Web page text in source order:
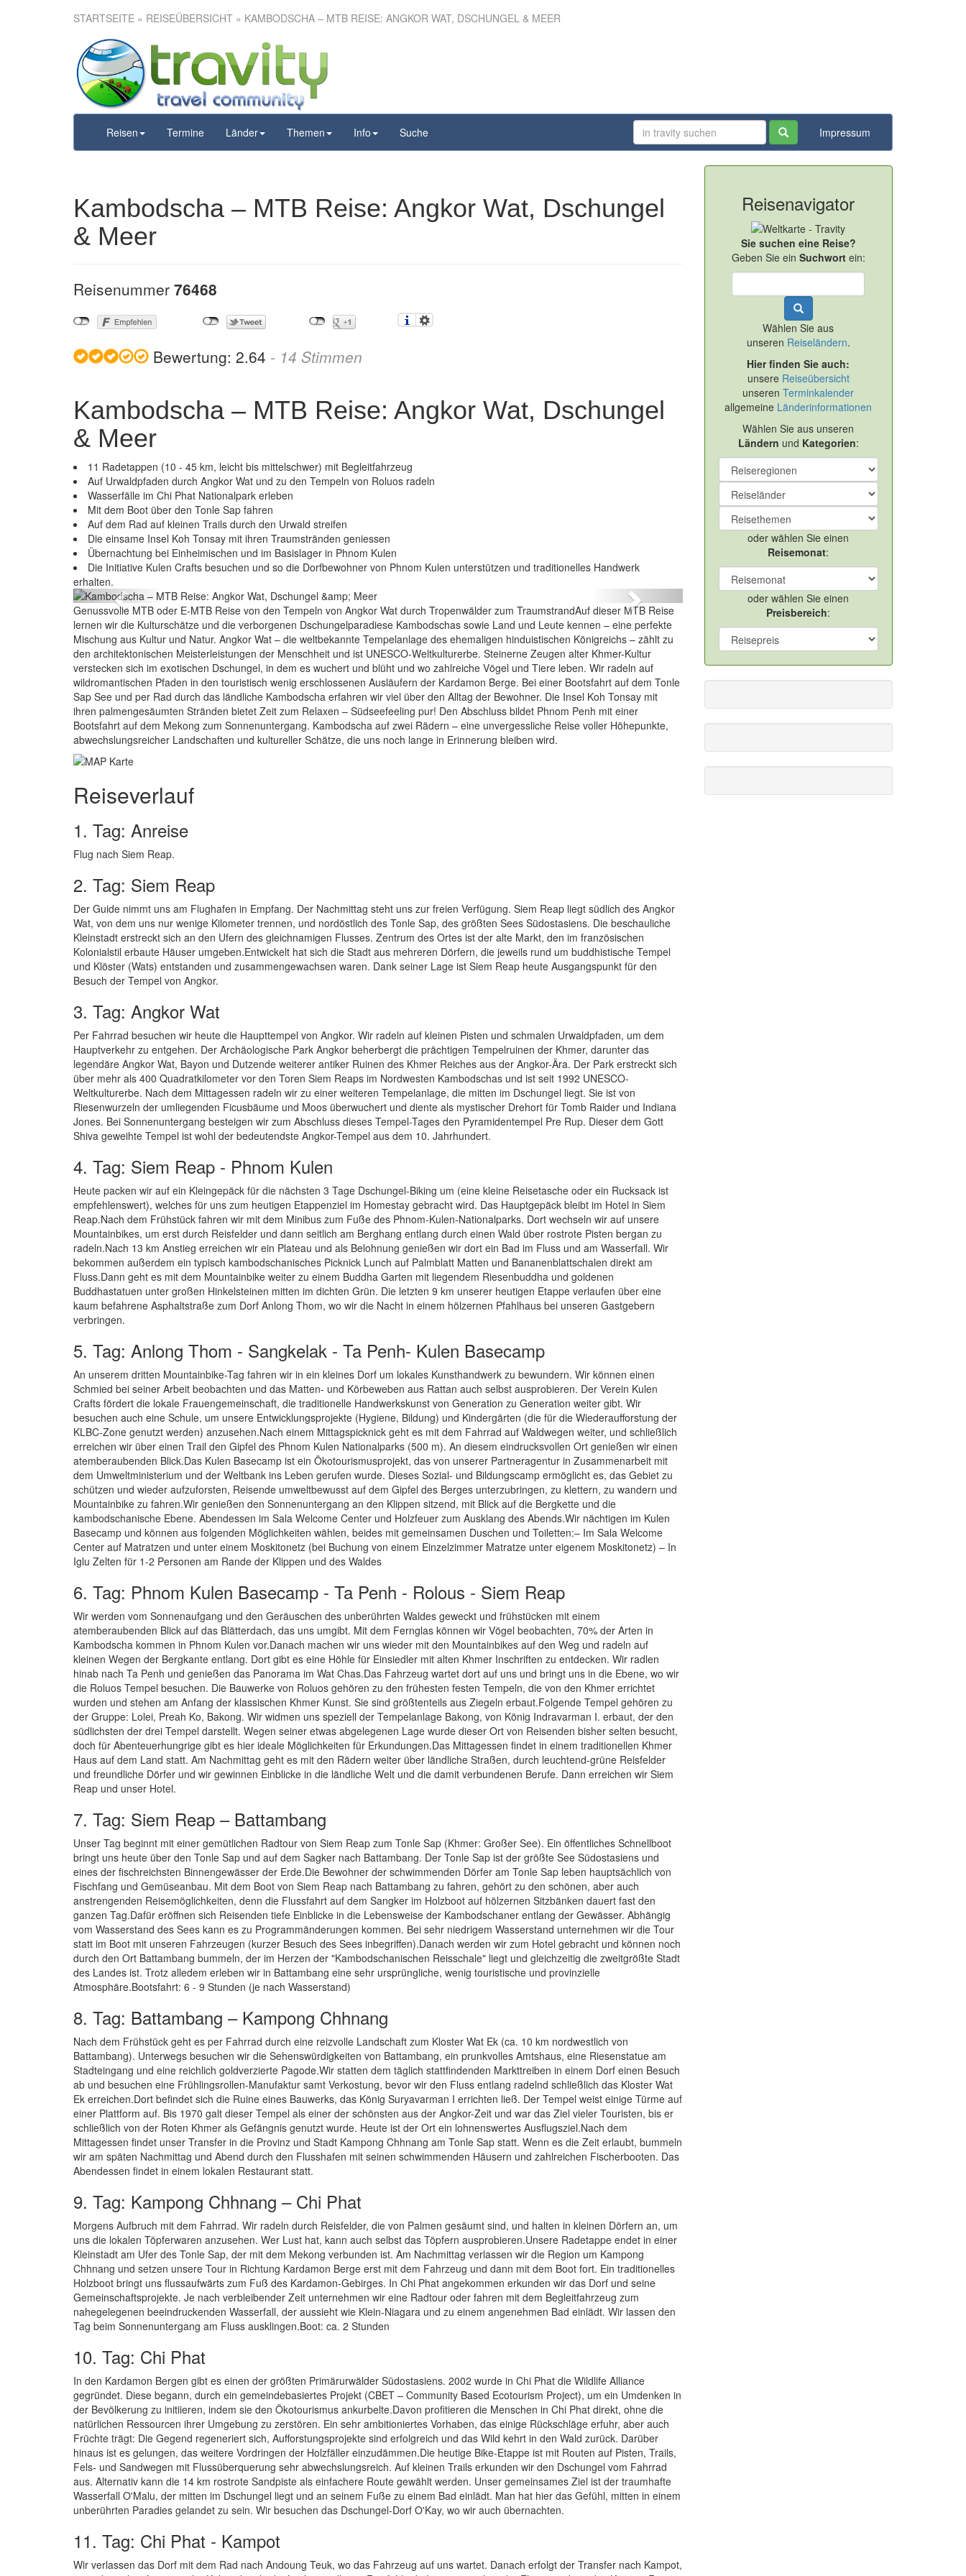
STARTSEITE » REISEÜBERSICHT » KAMBODSCHA – MTB REISE: ANGKOR WAT, DSCHUNGEL & MEER
Reisen Termine Länder Themen Info Suche Impressum
Kambodscha – MTB Reise: Angkor
Wat, Dschungel & Meer
Kambodscha – MTB Reise: Angkor Wat, Dschungel
& Meer
Reisenummer 76468
Bewertung: 2.64 - 14 Stimmen
Kambodscha – MTB Reise: Angkor Wat, Dschungel
& Meer
11 Radetappen (10 - 45 km, leicht bis mittelschwer) mit Begleitfahrzeug
Auf Urwaldpfaden durch Angkor Wat und zu den Tempeln von Roluos radeln
Wasserfälle im Chi Phat Nationalpark erleben
Mit dem Boot über den Tonle Sap fahren
Auf dem Rad auf kleinen Trails durch den Urwald streifen
Die einsame Insel Koh Tonsay mit ihren Traumstränden geniessen
Übernachtung bei Einheimischen und im Basislager in Phnom Kulen
Die Initiative Kulen Crafts besuchen und so die Dorfbewohner von Phnom Kulen unterstützen und traditionelles Handwerk
erhalten.
Kambodscha – MTB Reise: Angkor Wat, Dschungel & Meer
Previous Next
Genussvolle MTB oder E-MTB Reise von den Tempeln von Angkor Wat durch Tropenwälder zum TraumstrandAuf dieser MTB Reise
lernen wir die Kulturschätze und die verborgenen Dschungelparadiese Kambodschas sowie Land und Leute kennen – eine perfekte
Mischung aus Kultur und Natur. Angkor Wat – die weltbekannte Tempelanlage des ehemaligen hinduistischen Königreichs – zählt zu
den architektonischen Meisterleistungen der Menschheit und ist UNESCO-Weltkulturerbe. Steinerne Zeugen alter Khmer-Kultur
verstecken sich im exotischen Dschungel, in dem es wuchert und blüht und wo zahlreiche Vögel und Tiere leben. Wir radeln auf
wildromantischen Pfaden in den touristisch wenig erschlossenen Ausläufern der Kardamon Berge. Bei einer Bootsfahrt auf dem Tonle
Sap See und per Rad durch das ländliche Kambodscha erfahren wir viel über den Alltag der Bewohner. Die Insel Koh Tonsay mit
ihren palmengesäumten Stränden bietet Zeit zum Relaxen – Südseefeeling pur! Den Abschluss bildet Phnom Penh mit einer
Bootsfahrt auf dem Mekong zum Sonnenuntergang. Kambodscha auf zwei Rädern – eine unvergessliche Reise voller Höhepunkte,
abwechslungsreicher Landschaften und kultureller Schätze, die uns noch lange in Erinnerung bleiben wird.
Reiseverlauf
1. Tag: Anreise
Flug nach Siem Reap.
2. Tag: Siem Reap
Der Guide nimmt uns am Flughafen in Empfang. Der Nachmittag steht uns zur freien Verfügung. Siem Reap liegt südlich des Angkor
Wat, von dem uns nur wenige Kilometer trennen, und nordöstlich des Tonle Sap, des größten Sees Südostasiens. Die beschauliche
Kleinstadt erstreckt sich an den Ufern des gleichnamigen Flusses. Zentrum des Ortes ist der alte Markt, den im französischen
Kolonialstil erbaute Häuser umgeben.Entwickelt hat sich die Stadt aus mehreren Dörfern, die jeweils rund um buddhistische Tempel
und Klöster (Wats) entstanden und zusammengewachsen waren. Dank seiner Lage ist Siem Reap heute Ausgangspunkt für den
Besuch der Tempel von Angkor.
3. Tag: Angkor Wat
Per Fahrrad besuchen wir heute die Haupttempel von Angkor. Wir radeln auf kleinen Pisten und schmalen Urwaldpfaden, um dem
Hauptverkehr zu entgehen. Der Archäologische Park Angkor beherbergt die prächtigen Tempelruinen der Khmer, darunter das
legendäre Angkor Wat, Bayon und Dutzende weiterer antiker Ruinen des Khmer Reiches aus der Angkor-Ära. Der Park erstreckt sich
über mehr als 400 Quadratkilometer vor den Toren Siem Reaps im Nordwesten Kambodschas und ist seit 1992 UNESCO-
Weltkulturerbe. Nach dem Mittagessen radeln wir zu einer weiteren Tempelanlage, die mitten im Dschungel liegt. Sie ist von
Riesenwurzeln der umliegenden Ficusbäume und Moos überwuchert und diente als mystischer Drehort für Tomb Raider und Indiana
Jones. Bei Sonnenuntergang besteigen wir zum Abschluss dieses Tempel-Tages den Pyramidentempel Pre Rup. Dieser dem Gott
Shiva geweihte Tempel ist wohl der bedeutendste Angkor-Tempel aus dem 10. Jahrhundert.
4. Tag: Siem Reap - Phnom Kulen
Heute packen wir auf ein Kleingepäck für die nächsten 3 Tage Dschungel-Biking um (eine kleine Reisetasche oder ein Rucksack ist
empfehlenswert), welches für uns zum heutigen Etappenziel im Homestay gebracht wird. Das Hauptgepäck bleibt im Hotel in Siem
Reap.Nach dem Frühstück fahren wir mit dem Minibus zum Fuße des Phnom-Kulen-Nationalparks. Dort wechseln wir auf unsere
Mountainbikes, um erst durch Reisfelder und dann seitlich am Berghang entlang durch einen Wald über rostrote Pisten bergan zu
radeln.Nach 13 km Anstieg erreichen wir ein Plateau und als Belohnung genießen wir dort ein Bad im Fluss und am Wasserfall. Wir
bekommen außerdem ein typisch kambodschanisches Picknick Lunch auf Palmblatt Matten und Bananenblattschalen direkt am
Fluss.Dann geht es mit dem Mountainbike weiter zu einem Buddha Garten mit liegendem Riesenbuddha und goldenen
Buddhastatuen unter großen Hinkelsteinen mitten im dichten Grün. Die letzten 9 km unserer heutigen Etappe verlaufen über eine
kaum befahrene Asphaltstraße zum Dorf Anlong Thom, wo wir die Nacht in einem hölzernen Pfahlhaus bei unseren Gastgebern
verbringen.
5. Tag: Anlong Thom - Sangkelak - Ta Penh- Kulen Basecamp
An unserem dritten Mountainbike-Tag fahren wir in ein kleines Dorf um lokales Kunsthandwerk zu bewundern. Wir können einen
Schmied bei seiner Arbeit beobachten und das Matten- und Körbeweben aus Rattan auch selbst ausprobieren. Der Verein Kulen
Crafts fördert die lokale Frauengemeinschaft, die traditionelle Handwerkskunst von Generation zu Generation weiter gibt. Wir
besuchen auch eine Schule, um unsere Entwicklungsprojekte (Hygiene, Bildung) und Kindergärten (die für die Wiederaufforstung der
KLBC-Zone genutzt werden) anzusehen.Nach einem Mittagspicknick geht es mit dem Fahrrad auf Waldwegen weiter, und schließlich
erreichen wir über einen Trail den Gipfel des Phnom Kulen Nationalparks (500 m). An diesem eindrucksvollen Ort genießen wir einen
atemberaubenden Blick.Das Kulen Basecamp ist ein Ökotourismusprojekt, das von unserer Partneragentur in Zusammenarbeit mit
dem Umweltministerium und der Weltbank ins Leben gerufen wurde. Dieses Sozial- und Bildungscamp ermöglicht es, das Gebiet zu
schützen und wieder aufzuforsten, Reisende umweltbewusst auf dem Gipfel des Berges unterzubringen, zu klettern, zu wandern und
Mountainbike zu fahren.Wir genießen den Sonnenuntergang an den Klippen sitzend, mit Blick auf die Bergkette und die
kambodschanische Ebene. Abendessen im Sala Welcome Center und Holzfeuer zum Ausklang des Abends.Wir nächtigen im Kulen
Basecamp und können aus folgenden Möglichkeiten wählen, beides mit gemeinsamen Duschen und Toiletten:– Im Sala Welcome
Center auf Matratzen und unter einem Moskitonetz (bei Buchung von einem Einzelzimmer Matratze unter eigenem Moskitonetz) – In
Iglu Zelten für 1-2 Personen am Rande der Klippen und des Waldes
6. Tag: Phnom Kulen Basecamp - Ta Penh - Rolous - Siem Reap
Wir werden vom Sonnenaufgang und den Geräuschen des unberührten Waldes geweckt und frühstücken mit einem
atemberaubenden Blick auf das Blätterdach, das uns umgibt. Mit dem Fernglas können wir Vögel beobachten, 70% der Arten in
Kambodscha kommen in Phnom Kulen vor.Danach machen wir uns wieder mit den Mountainbikes auf den Weg und radeln auf
kleinen Wegen der Bergkante entlang. Dort gibt es eine Höhle für Einsiedler mit alten Khmer Inschriften zu entdecken. Wir radlen
hinab nach Ta Penh und genießen das Panorama im Wat Chas.Das Fahrzeug wartet dort auf uns und bringt uns in die Ebene, wo wir
die Roluos Tempel besuchen. Die Bauwerke von Roluos gehören zu den frühesten festen Tempeln, die von den Khmer errichtet
wurden und stehen am Anfang der klassischen Khmer Kunst. Sie sind größtenteils aus Ziegeln erbaut.Folgende Tempel gehören zu
der Gruppe: Lolei, Preah Ko, Bakong. Wir widmen uns speziell der Tempelanlage Bakong, von König Indravarman I. erbaut, der den
südlichsten der drei Tempel darstellt. Wegen seiner etwas abgelegenen Lage wurde dieser Ort von Reisenden bisher selten besucht,
doch für Abenteuerhungrige gibt es hier ideale Möglichkeiten für Erkundungen.Das Mittagessen findet in einem traditionellen Khmer
Haus auf dem Land statt. Am Nachmittag geht es mit den Rädern weiter über ländliche Straßen, durch leuchtend-grüne Reisfelder
und freundliche Dörfer und wir gewinnen Einblicke in die ländliche Welt und die damit verbundenen Berufe. Dann erreichen wir Siem
Reap und unser Hotel.
7. Tag: Siem Reap – Battambang
Unser Tag beginnt mit einer gemütlichen Radtour von Siem Reap zum Tonle Sap (Khmer: Großer See). Ein öffentliches Schnellboot
bringt uns heute über den Tonle Sap und auf dem Sagker nach Battambang. Der Tonle Sap ist der größte See Südostasiens und
eines der fischreichsten Binnengewässer der Erde.Die Bewohner der schwimmenden Dörfer am Tonle Sap leben hauptsächlich von
Fischfang und Gemüseanbau. Mit dem Boot von Siem Reap nach Battambang zu fahren, gehört zu den schönen, aber auch
anstrengenden Reisemöglichkeiten, denn die Flussfahrt auf dem Sangker im Holzboot auf hölzernen Sitzbänken dauert fast den
ganzen Tag.Dafür eröffnen sich Reisenden tiefe Einblicke in die Lebensweise der Kambodschaner entlang der Gewässer. Abhängig
vom Wasserstand des Sees kann es zu Programmänderungen kommen. Bei sehr niedrigem Wasserstand unternehmen wir die Tour
statt im Boot mit unseren Fahrzeugen (kurzer Besuch des Sees inbegriffen).Danach werden wir zum Hotel gebracht und können noch
durch den Ort Battambang bummeln, der im Herzen der "Kambodschanischen Reisschale" liegt und gleichzeitig die zweitgrößte Stadt
des Landes ist. Trotz alledem erleben wir in Battambang eine sehr ursprüngliche, wenig touristische und provinzielle
Atmosphäre.Bootsfahrt: 6 - 9 Stunden (je nach Wasserstand)
8. Tag: Battambang – Kampong Chhnang
Nach dem Frühstück geht es per Fahrrad durch eine reizvolle Landschaft zum Kloster Wat Ek (ca. 10 km nordwestlich von
Battambang). Unterwegs besuchen wir die Sehenswürdigkeiten von Battambang, ein prunkvolles Amtshaus, eine Riesenstatue am
Stadteingang und eine reichlich goldverzierte Pagode.Wir statten dem täglich stattfindenden Markttreiben in einem Dorf einen Besuch
ab und besuchen eine Frühlingsrollen-Manufaktur samt Verkostung, bevor wir den Fluss entlang radelnd schließlich das Kloster Wat
Ek erreichen.Dort befindet sich die Ruine eines Bauwerks, das König Suryavarman I errichten ließ. Der Tempel weist einige Türme auf
einer Plattform auf. Bis 1970 galt dieser Tempel als einer der schönsten aus der Angkor-Zeit und war das Ziel vieler Touristen, bis er
schließlich von der Roten Khmer als Gefängnis genutzt wurde. Heute ist der Ort ein lohnenswertes Ausflugsziel.Nach dem
Mittagessen findet unser Transfer in die Provinz und Stadt Kampong Chhnang am Tonle Sap statt. Wenn es die Zeit erlaubt, bummeln
wir am späten Nachmittag und Abend durch den Flusshafen mit seinen schwimmenden Häusern und zahlreichen Fischerbooten. Das
Abendessen findet in einem lokalen Restaurant statt.
9. Tag: Kampong Chhnang – Chi Phat
Morgens Aufbruch mit dem Fahrrad. Wir radeln durch Reisfelder, die von Palmen gesäumt sind, und halten in kleinen Dörfern an, um
uns die lokalen Töpferwaren anzusehen. Wer Lust hat, kann auch selbst das Töpfern ausprobieren.Unsere Radetappe endet in einer
Kleinstadt am Ufer des Tonle Sap, der mit dem Mekong verbunden ist. Am Nachmittag verlassen wir die Region um Kampong
Chhnang und setzen unsere Tour in Richtung Kardamon Berge erst mit dem Fahrzeug und dann mit dem Boot fort. Ein traditionelles
Holzboot bringt uns flussaufwärts zum Fuß des Kardamon-Gebirges. In Chi Phat angekommen erkunden wir das Dorf und seine
Gemeinschaftsprojekte. Je nach verbleibender Zeit unternehmen wir eine Radtour oder fahren mit dem Begleitfahrzeug zum
nahegelegenen beeindruckenden Wasserfall, der aussieht wie Klein-Niagara und zu einem angenehmen Bad einlädt. Wir lassen den
Tag beim Sonnenuntergang am Fluss ausklingen.Boot: ca. 2 Stunden
10. Tag: Chi Phat
In den Kardamon Bergen gibt es einen der größten Primärurwälder Südostasiens. 2002 wurde in Chi Phat die Wildlife Alliance
gegründet. Diese begann, durch ein gemeindebasiertes Projekt (CBET – Community Based Ecotourism Project), um ein Umdenken in
der Bevölkerung zu initiieren, indem sie den Ökotourismus ankurbelte.Davon profitieren die Menschen in Chi Phat direkt, ohne die
natürlichen Ressourcen ihrer Umgebung zu zerstören. Ein sehr ambitioniertes Vorhaben, das einige Rückschläge erfuhr, aber auch
Früchte trägt: Die Gegend regeneriert sich, Aufforstungsprojekte sind erfolgreich und das Wild kehrt in den Wald zurück. Darüber
hinaus ist es gelungen, das weitere Vordringen der Holzfäller einzudämmen.Die heutige Bike-Etappe ist mit Routen auf Pisten, Trails,
Fels- und Sandwegen mit Flussüberquerung sehr abwechslungsreich. Auf kleinen Trails erkunden wir den Dschungel vom Fahrrad
aus. Alternativ kann die 14 km rostrote Sandpiste als einfachere Route gewählt werden. Unser gemeinsames Ziel ist der traumhafte
Wasserfall O'Malu, der mitten im Dschungel liegt und an seinem Fuße zu einem Bad einlädt. Man hat hier das Gefühl, mitten in einem
unberührten Paradies gelandet zu sein. Wir besuchen das Dschungel-Dorf O'Kay, wo wir auch übernachten.
11. Tag: Chi Phat - Kampot
Wir verlassen das Dorf mit dem Rad nach Andoung Teuk, wo das Fahrzeug auf uns wartet. Danach erfolgt der Transfer nach Kampot,
Reisenavigator
Sie suchen eine Reise?
Geben Sie ein Suchwortein:
Wählen Sie aus
unseren Reiseländern.
Hier finden Sie auch:
unsere Reiseübersicht
unserenTerminkalender
allgemeine Länderinformationen
Wählen Sie aus unseren
Ländern und Kategorien:
oder wählen Sie einen
Reisemonat:
oder wählen Sie einen
Preisbereich: